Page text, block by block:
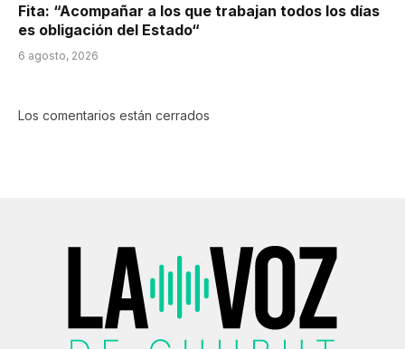
Fita: “Acompañar a los que trabajan todos los días
es obligación del Estado“
6 agosto, 2026
Los comentarios están cerrados